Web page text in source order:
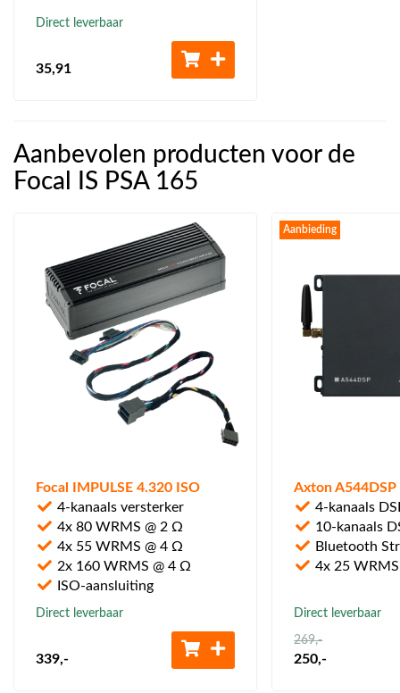
Direct leverbaar
35,91
Aanbevolen producten voor de
Focal IS PSA 165
Focal IMPULSE 4.320 ISO
4-kanaals versterker
4x 80 WRMS @ 2 Ω
4x 55 WRMS @ 4 Ω
2x 160 WRMS @ 4 Ω
ISO-aansluiting
Direct leverbaar
339,-
Aanbieding
Axton A544DSP
4-kanaals
10-kanaals
Bluetooth
4x 25
Direct leverbaar
269,-
250,-